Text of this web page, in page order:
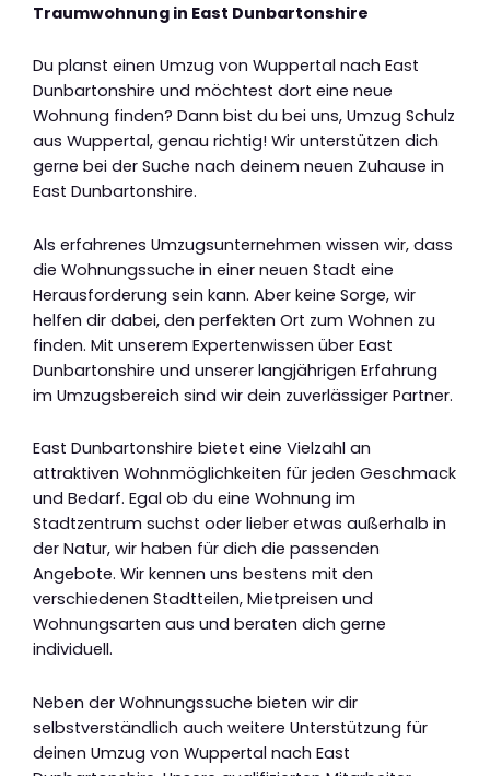
Traumwohnung in East Dunbartonshire
Du planst einen Umzug von Wuppertal nach East
Dunbartonshire und möchtest dort eine neue
Wohnung finden? Dann bist du bei uns, Umzug Schulz
aus Wuppertal, genau richtig! Wir unterstützen dich
gerne bei der Suche nach deinem neuen Zuhause in
East Dunbartonshire.
Als erfahrenes Umzugsunternehmen wissen wir, dass
die Wohnungssuche in einer neuen Stadt eine
Herausforderung sein kann. Aber keine Sorge, wir
helfen dir dabei, den perfekten Ort zum Wohnen zu
finden. Mit unserem Expertenwissen über East
Dunbartonshire und unserer langjährigen Erfahrung
im Umzugsbereich sind wir dein zuverlässiger Partner.
East Dunbartonshire bietet eine Vielzahl an
attraktiven Wohnmöglichkeiten für jeden Geschmack
und Bedarf. Egal ob du eine Wohnung im
Stadtzentrum suchst oder lieber etwas außerhalb in
der Natur, wir haben für dich die passenden
Angebote. Wir kennen uns bestens mit den
verschiedenen Stadtteilen, Mietpreisen und
Wohnungsarten aus und beraten dich gerne
individuell.
Neben der Wohnungssuche bieten wir dir
selbstverständlich auch weitere Unterstützung für
deinen Umzug von Wuppertal nach East